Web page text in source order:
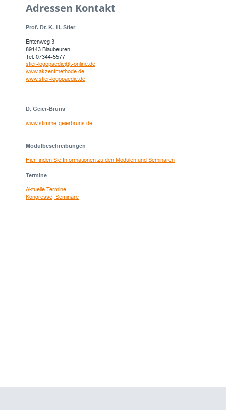
Adressen Kontakt
Prof. Dr. K.-H. Stier
Entenweg 3
89143 Blaubeuren
Tel: 07344-5577
stier-logopaedie@t-online.de
www.akzentmethode.de
www.stier-logopaedie.de
D. Geier-Bruns
www.stimme-geierbruns.de
Modulbeschreibungen
Hier finden Sie Informationen zu den Modulen und Seminaren
Termine
Aktuelle Termine
Kongresse, Seminare